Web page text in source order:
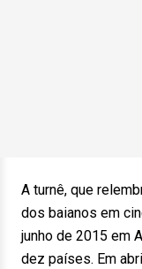
A turnê, que
dos baianos em
junho de 2015 em
dez países. Em